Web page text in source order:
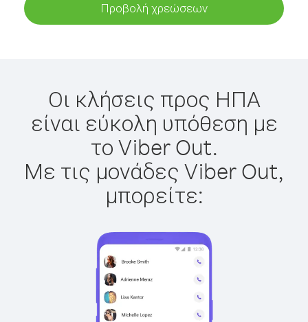
Προβολή χρεώσεων
Οι κλήσεις προς ΗΠΑ
είναι εύκολη υπόθεση με
το Viber Out.
Με τις μονάδες Viber Out,
μπορείτε: